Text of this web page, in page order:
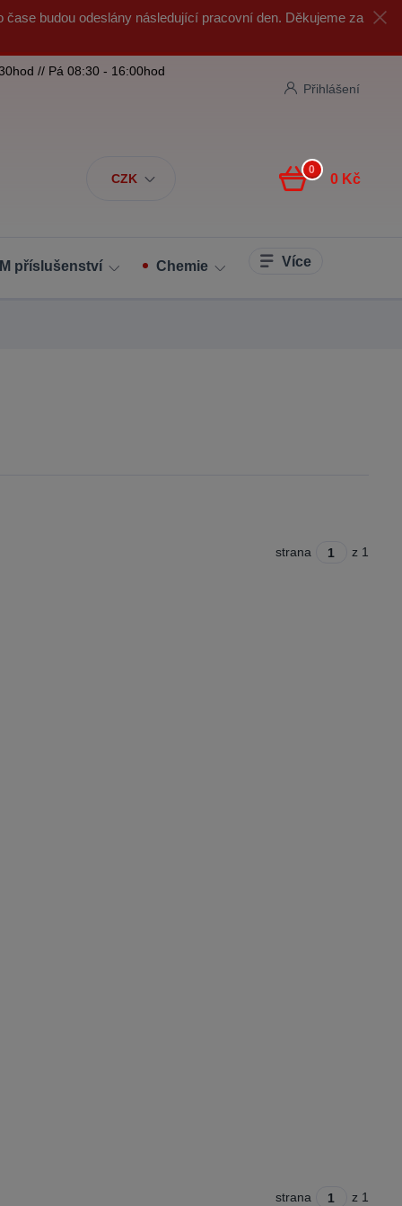
budou odeslány následující pracovní den. Děkujeme za
CZK
Přihlášení
// Pá 08:30 - 16:00hod
0
0 Kč
příslušenství Chemie Více
strana z 1
strana z 1